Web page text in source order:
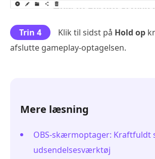
Trin 4 Klik til sidst på Hold op
afslutte gameplay-optagelsen.
Mere læsning
OBS-skærmoptager: Kraftfuldt
udsendelsesværktøj